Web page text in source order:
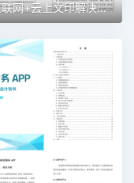
46 互联网+云上文印解决方案创业计划书（word＋ppt配套）创业计划书word模板